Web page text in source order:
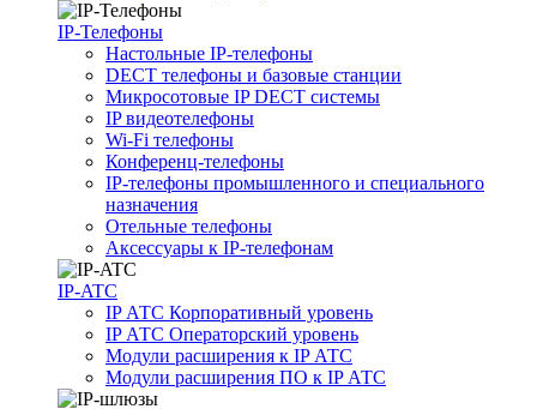
IP-Телефоны
Настольные IP-телефоны
DECT телефоны и базовые станции
Микросотовые IP DECT системы
IP видеотелефоны
Wi-Fi телефоны
Конференц-телефоны
IP-телефоны промышленного и специального
назначения
Отельные телефоны
Аксессуары к IP-телефонам
IP-ATC
IP АТС Корпоративный уровень
IP АТС Операторский уровень
Модули расширения к IP АТС
Модули расширения ПО к IP АТС